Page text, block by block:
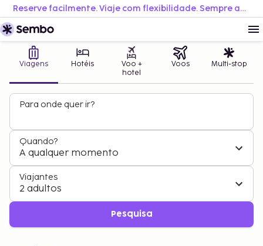
Reserve facilmente. Viaje com flexibilidade. Sempre ao melhor preço.
Viagens Hotéis
Voo +
hotel
Voos Multi-stop
Para onde quer ir?
Quando?
A qualquer momento
Viajantes
2 adultos
Pesquisa